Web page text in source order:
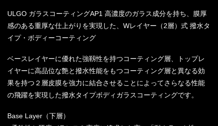
ULGO ガラスコーティングAP1 高濃度のガラス成分を持ち、膜厚
感のある重厚な仕上がりを実現した、Wレイヤー（2層）式 撥水タ
イプ・ボディーコーティング
ベースレイヤーに優れた強靱性を持つコーティング層、トップレ
イヤーに高品位な艶と撥水性能をもつコーティング層と異なる効
果を持つ２層皮膜を強力に結合させることによってさらなる性能
の飛躍を実現した撥水タイプボディガラスコーティングです。
Base Layer（下層）